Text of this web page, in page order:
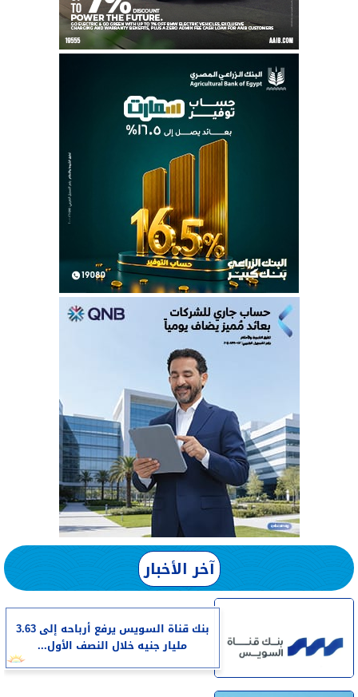
آخر الأخبار
بنك قناة السويس يرفع أرباحه إلى 3.63
مليار جنيه خلال النصف الأول...